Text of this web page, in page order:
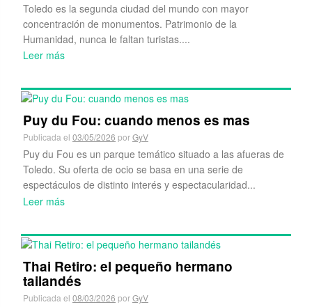
Toledo es la segunda ciudad del mundo con mayor
concentración de monumentos. Patrimonio de la
Humanidad, nunca le faltan turistas....
Leer más
Puy du Fou: cuando menos es mas
Publicada el 03/05/2026 porGyV
Puy du Fou es un parque temático situado a las afueras de
Toledo. Su oferta de ocio se basa en una serie de
espectáculos de distinto interés y espectacularidad...
Leer más
Thai Retiro: el pequeño hermano
tailandés
Publicada el 08/03/2026 porGyV